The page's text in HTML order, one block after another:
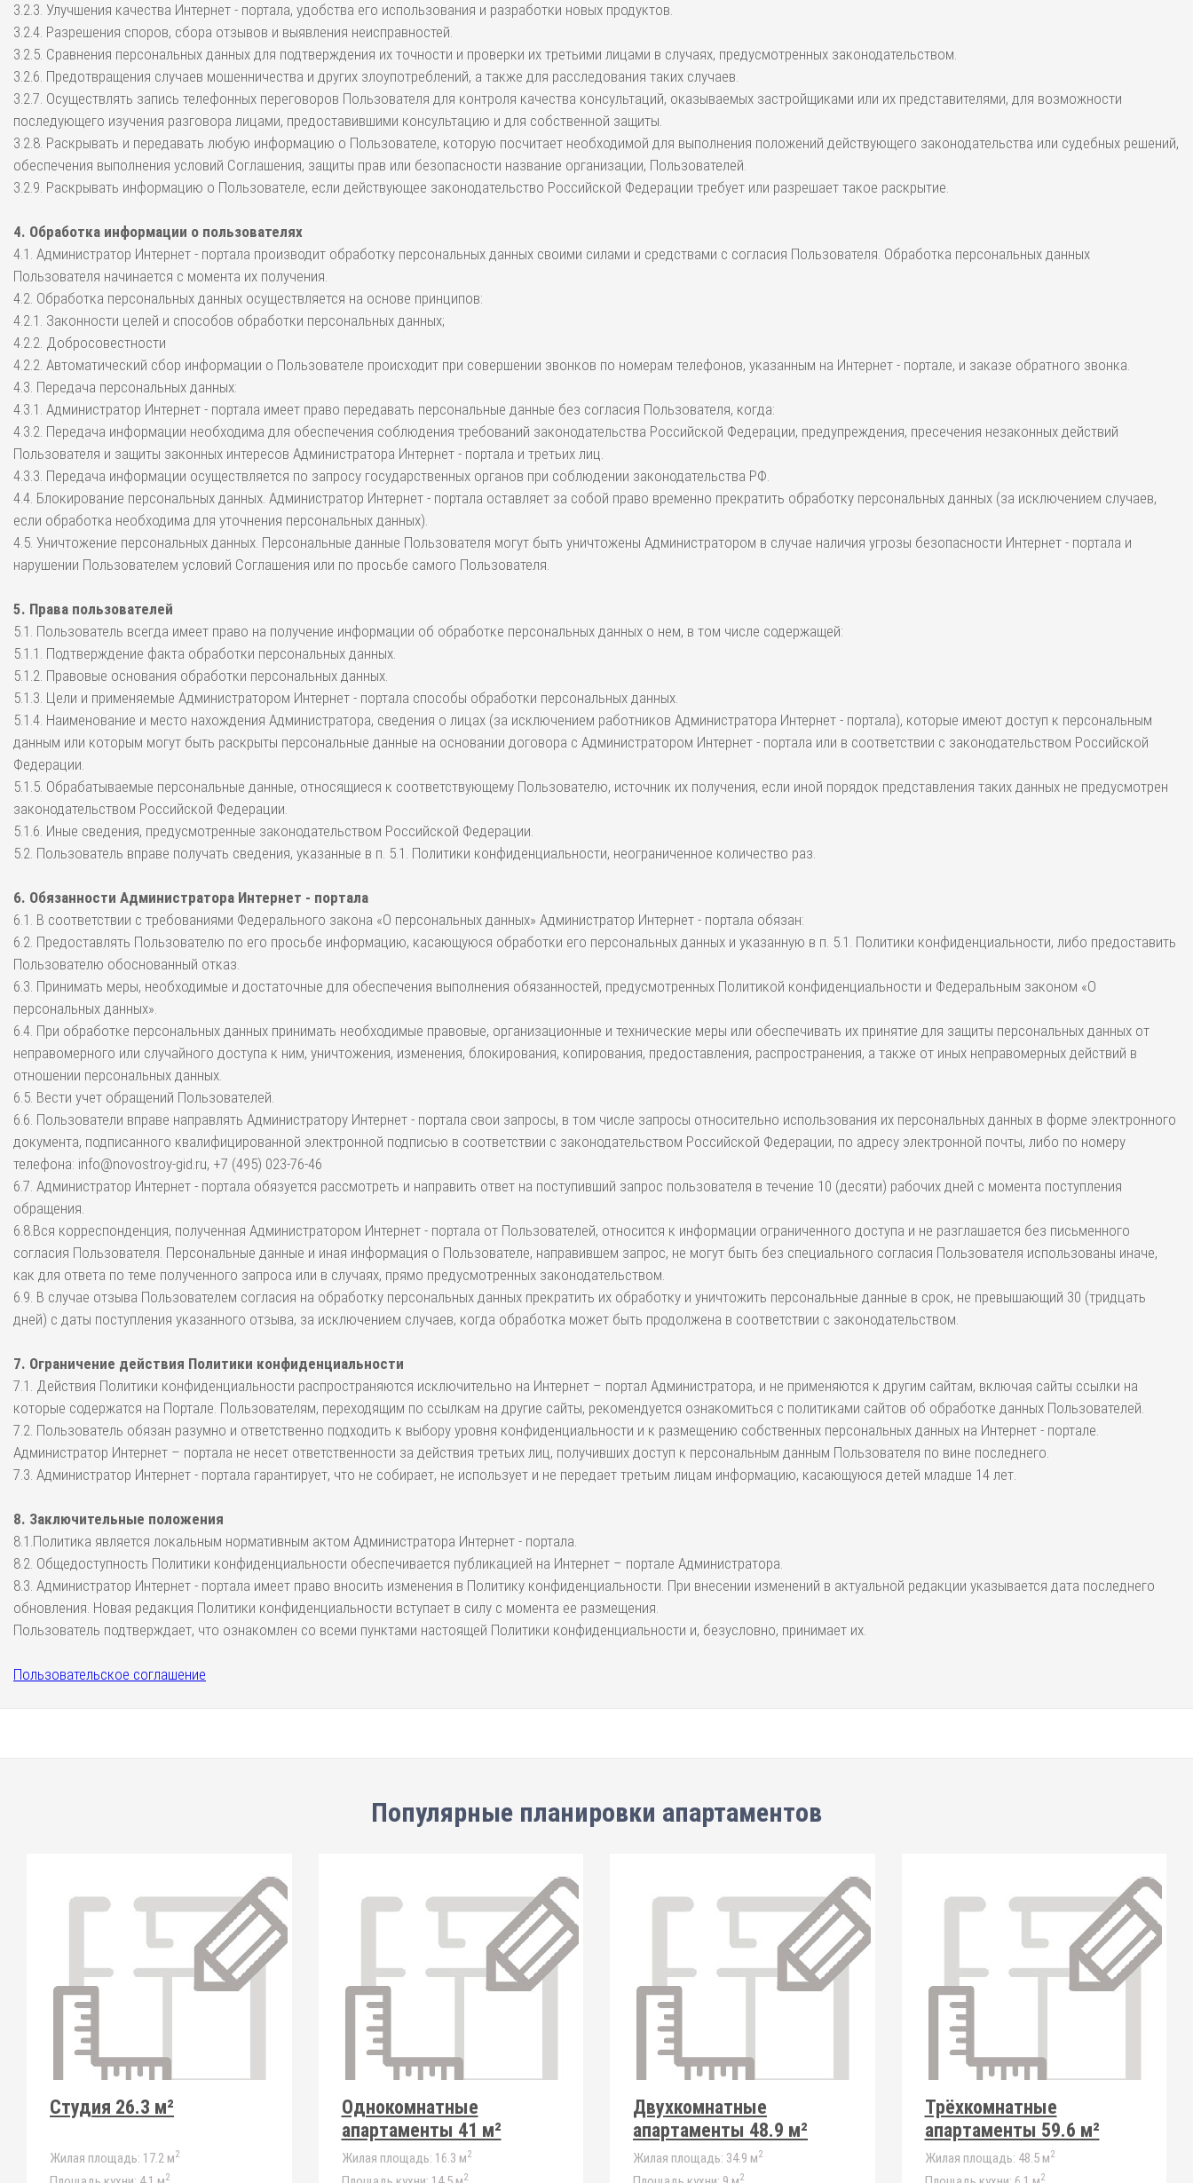
3.2.3. Улучшения качества Интернет - портала, удобства его использования и разработки новых продуктов.
3.2.4. Разрешения споров, сбора отзывов и выявления неисправностей.
3.2.5. Сравнения персональных данных для подтверждения их точности и проверки их третьими лицами в случаях, предусмотренных законодательством.
3.2.6. Предотвращения случаев мошенничества и других злоупотреблений, а также для расследования таких случаев.
3.2.7. Осуществлять запись телефонных переговоров Пользователя для контроля качества консультаций, оказываемых застройщиками или их представителями, для возможности
последующего изучения разговора лицами, предоставившими консультацию и для собственной защиты.
3.2.8. Раскрывать и передавать любую информацию о Пользователе, которую посчитает необходимой для выполнения положений действующего законодательства или судебных решений,
обеспечения выполнения условий Соглашения, защиты прав или безопасности название организации, Пользователей.
3.2.9. Раскрывать информацию о Пользователе, если действующее законодательство Российской Федерации требует или разрешает такое раскрытие.
4. Обработка информации о пользователях
4.1. Администратор Интернет - портала производит обработку персональных данных своими силами и средствами с согласия Пользователя. Обработка персональных данных
Пользователя начинается с момента их получения.
4.2. Обработка персональных данных осуществляется на основе принципов:
4.2.1. Законности целей и способов обработки персональных данных;
4.2.2. Добросовестности
4.2.2. Автоматический сбор информации о Пользователе происходит при совершении звонков по номерам телефонов, указанным на Интернет - портале, и заказе обратного звонка.
4.3. Передача персональных данных:
4.3.1. Администратор Интернет - портала имеет право передавать персональные данные без согласия Пользователя, когда:
4.3.2. Передача информации необходима для обеспечения соблюдения требований законодательства Российской Федерации, предупреждения, пресечения незаконных действий
Пользователя и защиты законных интересов Администратора Интернет - портала и третьих лиц.
4.3.3. Передача информации осуществляется по запросу государственных органов при соблюдении законодательства РФ.
4.4. Блокирование персональных данных. Администратор Интернет - портала оставляет за собой право временно прекратить обработку персональных данных (за исключением случаев,
если обработка необходима для уточнения персональных данных).
4.5. Уничтожение персональных данных. Персональные данные Пользователя могут быть уничтожены Администратором в случае наличия угрозы безопасности Интернет - портала и
нарушении Пользователем условий Соглашения или по просьбе самого Пользователя.
5. Права пользователей
5.1. Пользователь всегда имеет право на получение информации об обработке персональных данных о нем, в том числе содержащей:
5.1.1. Подтверждение факта обработки персональных данных.
5.1.2. Правовые основания обработки персональных данных.
5.1.3. Цели и применяемые Администратором Интернет - портала способы обработки персональных данных.
5.1.4. Наименование и место нахождения Администратора, сведения о лицах (за исключением работников Администратора Интернет - портала), которые имеют доступ к персональным
данным или которым могут быть раскрыты персональные данные на основании договора с Администратором Интернет - портала или в соответствии с законодательством Российской
Федерации.
5.1.5. Обрабатываемые персональные данные, относящиеся к соответствующему Пользователю, источник их получения, если иной порядок представления таких данных не предусмотрен
законодательством Российской Федерации.
5.1.6. Иные сведения, предусмотренные законодательством Российской Федерации.
5.2. Пользователь вправе получать сведения, указанные в п. 5.1. Политики конфиденциальности, неограниченное количество раз.
6. Обязанности Администратора Интернет - портала
6.1. В соответствии с требованиями Федерального закона «О персональных данных» Администратор Интернет - портала обязан:
6.2. Предоставлять Пользователю по его просьбе информацию, касающуюся обработки его персональных данных и указанную в п. 5.1. Политики конфиденциальности, либо предоставить
Пользователю обоснованный отказ.
6.3. Принимать меры, необходимые и достаточные для обеспечения выполнения обязанностей, предусмотренных Политикой конфиденциальности и Федеральным законом «О
персональных данных».
6.4. При обработке персональных данных принимать необходимые правовые, организационные и технические меры или обеспечивать их принятие для защиты персональных данных от
неправомерного или случайного доступа к ним, уничтожения, изменения, блокирования, копирования, предоставления, распространения, а также от иных неправомерных действий в
отношении персональных данных.
6.5. Вести учет обращений Пользователей.
6.6. Пользователи вправе направлять Администратору Интернет - портала свои запросы, в том числе запросы относительно использования их персональных данных в форме электронного
документа, подписанного квалифицированной электронной подписью в соответствии с законодательством Российской Федерации, по адресу электронной почты, либо по номеру
телефона: info@novostroy-gid.ru, +7 (495) 023-76-46
6.7. Администратор Интернет - портала обязуется рассмотреть и направить ответ на поступивший запрос пользователя в течение 10 (десяти) рабочих дней с момента поступления
обращения.
6.8.Вся корреспонденция, полученная Администратором Интернет - портала от Пользователей, относится к информации ограниченного доступа и не разглашается без письменного
согласия Пользователя. Персональные данные и иная информация о Пользователе, направившем запрос, не могут быть без специального согласия Пользователя использованы иначе,
как для ответа по теме полученного запроса или в случаях, прямо предусмотренных законодательством.
6.9. В случае отзыва Пользователем согласия на обработку персональных данных прекратить их обработку и уничтожить персональные данные в срок, не превышающий 30 (тридцать
дней) с даты поступления указанного отзыва, за исключением случаев, когда обработка может быть продолжена в соответствии с законодательством.
7. Ограничение действия Политики конфиденциальности
7.1. Действия Политики конфиденциальности распространяются исключительно на Интернет – портал Администратора, и не применяются к другим сайтам, включая сайты ссылки на
которые содержатся на Портале. Пользователям, переходящим по ссылкам на другие сайты, рекомендуется ознакомиться с политиками сайтов об обработке данных Пользователей.
7.2. Пользователь обязан разумно и ответственно подходить к выбору уровня конфиденциальности и к размещению собственных персональных данных на Интернет - портале.
Администратор Интернет – портала не несет ответственности за действия третьих лиц, получивших доступ к персональным данным Пользователя по вине последнего.
7.3. Администратор Интернет - портала гарантирует, что не собирает, не использует и не передает третьим лицам информацию, касающуюся детей младше 14 лет.
8. Заключительные положения
8.1.Политика является локальным нормативным актом Администратора Интернет - портала.
8.2. Общедоступность Политики конфиденциальности обеспечивается публикацией на Интернет – портале Администратора.
8.3. Администратор Интернет - портала имеет право вносить изменения в Политику конфиденциальности. При внесении изменений в актуальной редакции указывается дата последнего
обновления. Новая редакция Политики конфиденциальности вступает в силу с момента ее размещения.
Пользователь подтверждает, что ознакомлен со всеми пунктами настоящей Политики конфиденциальности и, безусловно, принимает их.
Пользовательское соглашение
Популярные планировки апартаментов
Студия 26.3 м²
Жилая площадь: 17.2 м2
2
Однокомнатные
апартаменты 41 м²
Жилая площадь: 16.3 м2
2
Двухкомнатные
апартаменты 48.9 м²
Жилая площадь: 34.9 м2
2
Трёхкомнатные
апартаменты 59.6 м²
Жилая площадь: 48.5 м2
2